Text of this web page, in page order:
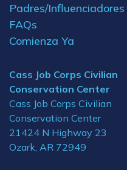
Padres/Influenciadores
FAQs
Comienza Ya
Cass Job Corps Civilian
Conservation Center
Cass Job Corps Civilian
Conservation Center
21424 N Highway 23
Ozark, AR 72949